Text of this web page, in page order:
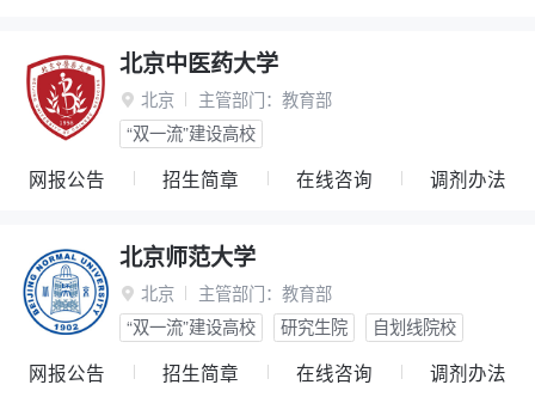
北京中医药大学
 北京 主管部门： 教育部
“双一流”建设高校
网报公告 招生简章 在线咨询 调剂办法
北京师范大学
 北京 主管部门： 教育部
“双一流”建设高校
研究生院 自划线院校
网报公告 招生简章 在线咨询 调剂办法